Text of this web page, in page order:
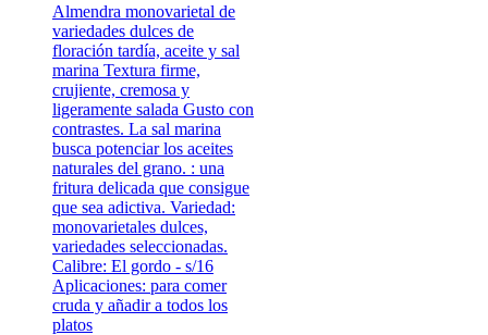
Almendra monovarietal de
variedades dulces de
floración tardía, aceite y sal
marina Textura firme,
crujiente, cremosa y
ligeramente salada Gusto con
contrastes. La sal marina
busca potenciar los aceites
naturales del grano. : una
fritura delicada que consigue
que sea adictiva. Variedad:
monovarietales dulces,
variedades seleccionadas.
Calibre: El gordo - s/16
Aplicaciones: para comer
cruda y añadir a todos los
platos